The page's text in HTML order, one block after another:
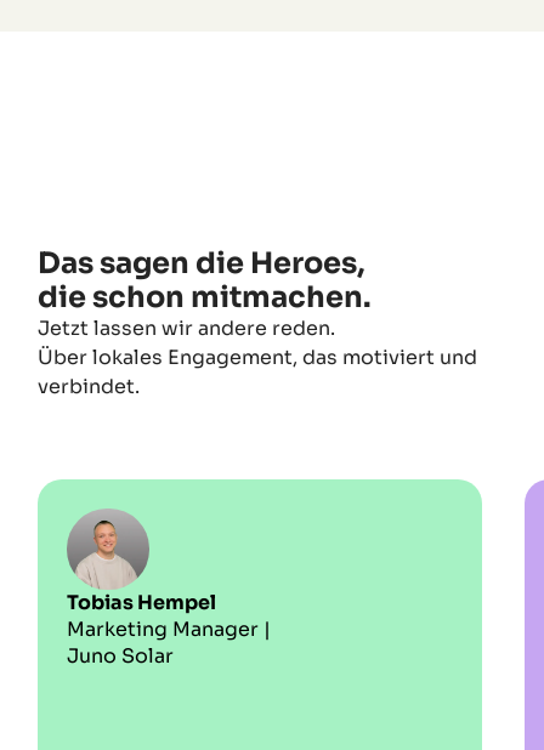
Das sagen die Heroes,
die schon mitmachen.
Jetzt lassen wir andere reden.
Über lokales Engagement, das motiviert und
verbindet.
Tobias Hempel
Marketing Manager |
Juno Solar